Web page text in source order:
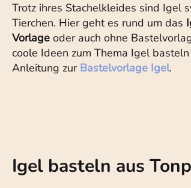
Trotz ihres Stachelkleides sind Igel
Tierchen. Hier geht es rund um das
Vorlage oder auch ohne
coole Ideen zum Thema Igel
Anleitung zur Bastelvorlage Igel.
Igel basteln aus